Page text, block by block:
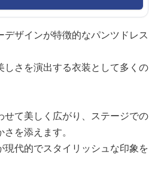
ザインが特徴的なパンツドレス
しさを演出する衣装として多くの
せて美しく広がり、ステージでの
を添えます。
代的でスタイリッシュな印象を